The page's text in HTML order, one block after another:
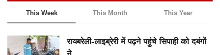
This Week This Month This Year
रायबरेली-लाइब्रेरी में पढ़ने पहुंचे सिपाही को दबंगों